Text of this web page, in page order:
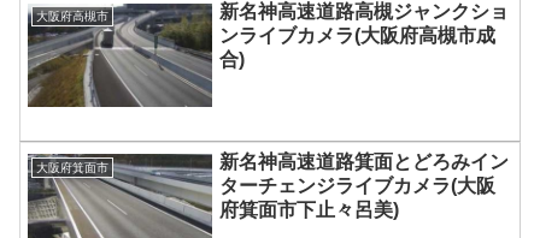
大阪府高槻市
新名神高速道路高槻ジャンクショ
ンライブカメラ(大阪府高槻市成
合)
大阪府箕面市
新名神高速道路箕面とどろみイン
ターチェンジライブカメラ(大阪
府箕面市下止々呂美)